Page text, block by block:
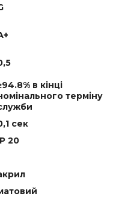
в кінці
терміну
сек
20